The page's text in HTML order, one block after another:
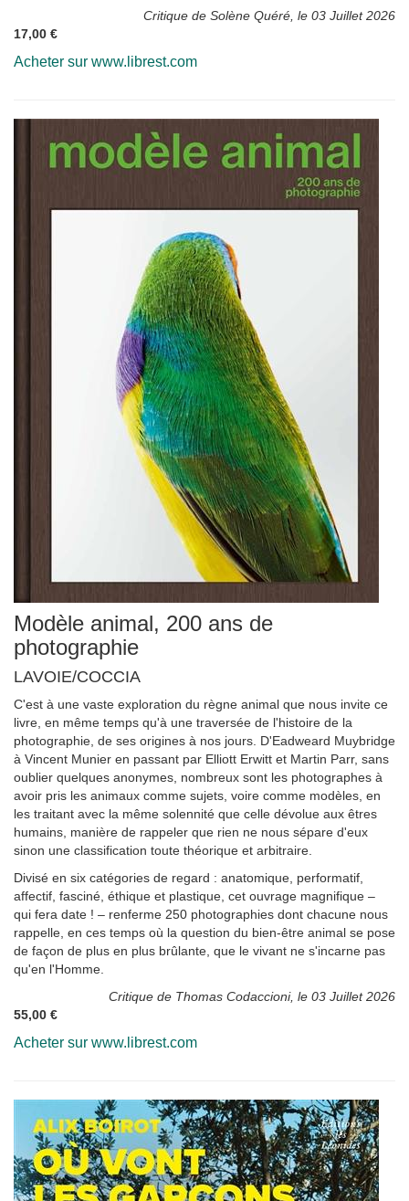
Critique de Solène Quéré, le 03 Juillet 2026
17,00 €
Acheter sur www.librest.com
Modèle animal, 200 ans de
photographie
LAVOIE/COCCIA
C'est à une vaste exploration du règne animal que nous invite ce
livre, en même temps qu'à une traversée de l'histoire de la
photographie, de ses origines à nos jours. D'Eadweard Muybridge
à Vincent Munier en passant par Elliott Erwitt et Martin Parr, sans
oublier quelques anonymes, nombreux sont les photographes à
avoir pris les animaux comme sujets, voire comme modèles, en
les traitant avec la même solennité que celle dévolue aux êtres
humains, manière de rappeler que rien ne nous sépare d'eux
sinon une classification toute théorique et arbitraire.
Divisé en six catégories de regard : anatomique, performatif,
affectif, fasciné, éthique et plastique, cet ouvrage magnifique –
qui fera date ! – renferme 250 photographies dont chacune nous
rappelle, en ces temps où la question du bien-être animal se pose
de façon de plus en plus brûlante, que le vivant ne s'incarne pas
qu'en l'Homme.
Critique de Thomas Codaccioni, le 03 Juillet 2026
55,00 €
Acheter sur www.librest.com